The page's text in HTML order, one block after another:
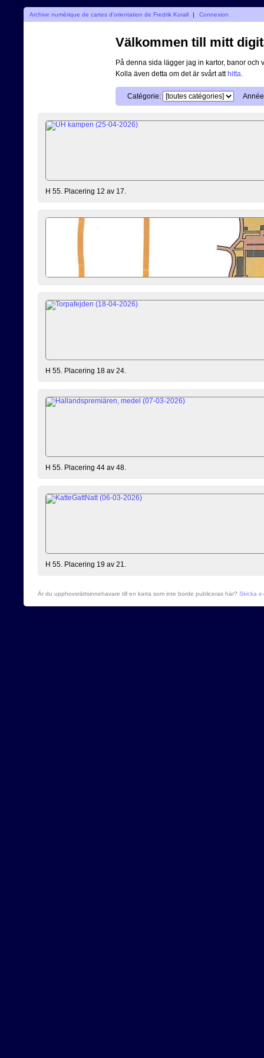
Archive numérique de cartes d'orientation de Fredrik Korall | Connexion
Välkommen till mitt
På denna sida lägger jag in kartor, banor och
Kolla även detta om det är svårt atthitta
Catégorie:
H 55. Placering 12 av 17.
H 55. Placering 18 av 24.
H 55. Placering 44 av 48.
H 55. Placering 19 av 21.
Är du upphovsrättsinnehavare till en karta som inte borde publiceras här? Skicka